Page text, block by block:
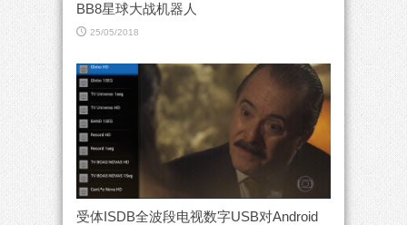
BB8星球大战机器人
25/05/2018
受体ISDB全波段电视数字USB对Android